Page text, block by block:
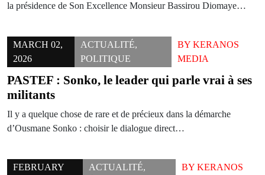
la présidence de Son Excellence Monsieur Bassirou Diomaye…
MARCH 02,
2026
ACTUALITÉ,
POLITIQUE
BYKERANOS
MEDIA
PASTEF : Sonko, le leader qui parle vrai à ses
militants
Il y a quelque chose de rare et de précieux dans la démarche
d’Ousmane Sonko : choisir le dialogue direct…
FEBRUARY
ACTUALITÉ,
BYKERANOS